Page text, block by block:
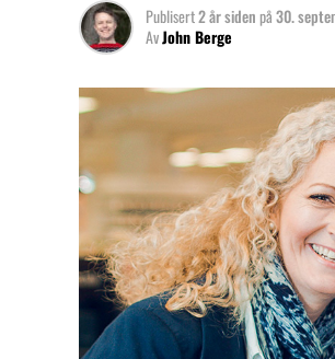
Publisert2 år sidenpå30.
AvJohn Berge